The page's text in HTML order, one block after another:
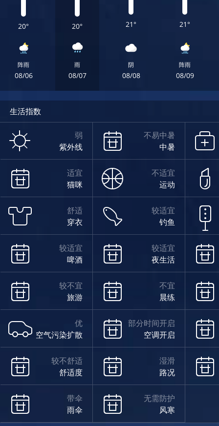
20°
阵雨
08/06
20°
雨
08/07
21°
阴
08/08
21°
阵雨
08/09
周四
多云
33°
21°
多云
08/13
生活指数
弱
紫外线
不易中暑
中暑
适宜
猫咪
不适宜
运动
舒适
穿衣
较适宜
钓鱼
较适宜
啤酒
较适宜
夜生活
较不宜
旅游
不宜
晨练
优
空气污染扩散
部分时间开启
空调开启
较不舒适
舒适度
湿滑
路况
带伞
雨伞
无需防护
风寒